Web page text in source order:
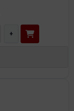
+